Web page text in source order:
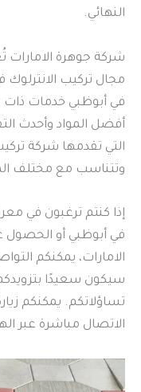
النهائي.
شركة جوهرة الامارات
مجال تركيب
في أبوظبي خدمات ذات
أفضل المواد وأحدث
التي تقدمها شركة
وتتناسب مع مختلف
إذا كنتم ترغبون في
في أبوظبي أو
الامارات، يمكنكم
سيكون سعيدًا
تساؤلاتكم. يمكنكم
الاتصال مباشرة عبر